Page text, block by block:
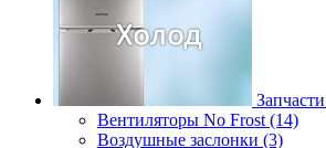
Вентиляторы No Frost (14)
Воздушные заслонки (3)